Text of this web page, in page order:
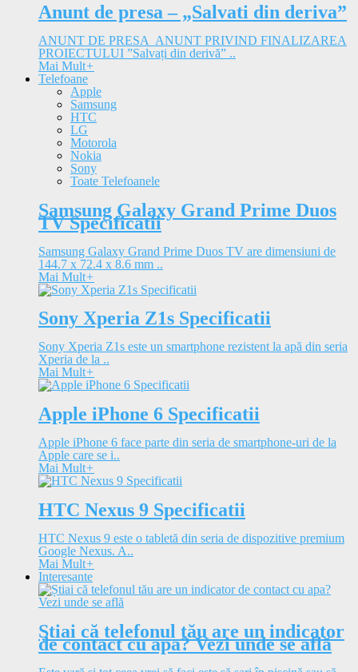
Anunt de presa – „Salvati din deriva”
ANUNT DE PRESA ANUNT PRIVIND FINALIZAREA
PROIECTULUI ”Salvați din derivă” ..
Mai Mult+
Telefoane
Apple
Samsung
HTC
LG
Motorola
Nokia
Sony
Toate Telefoanele
Samsung Galaxy Grand Prime Duos
TV Specificatii
Samsung Galaxy Grand Prime Duos TV are dimensiuni de
144.7 x 72.4 x 8.6 mm ..
Mai Mult+
Sony Xperia Z1s Specificatii
Sony Xperia Z1s este un smartphone rezistent la apă din seria
Xperia de la ..
Mai Mult+
Apple iPhone 6 Specificatii
Apple iPhone 6 face parte din seria de smartphone-uri de la
Apple care se i..
Mai Mult+
HTC Nexus 9 Specificatii
HTC Nexus 9 este o tabletă din seria de dispozitive premium
Google Nexus. A..
Mai Mult+
Interesante
Știai că telefonul tău are un indicator
de contact cu apa? Vezi unde se află